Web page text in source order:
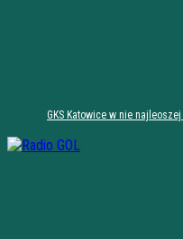
GKS Katowice w nie